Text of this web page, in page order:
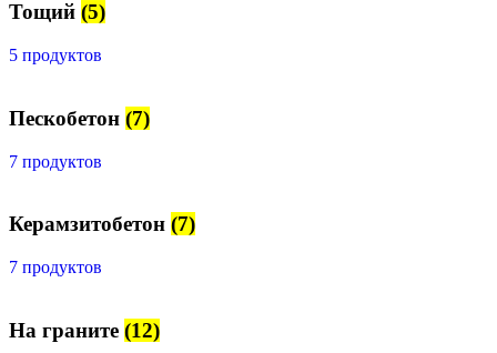
Тощий (5)
5 продуктов
Пескобетон (7)
7 продуктов
Керамзитобетон (7)
7 продуктов
На граните (12)